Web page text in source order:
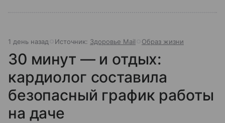
1 день назад Источник: Здоровье Mail Образ жизни
30 минут — и отдых:
кардиолог составила
безопасный график работы
на даче